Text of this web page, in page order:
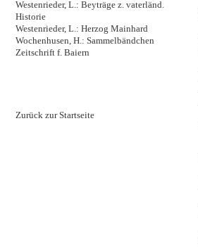
Westenrieder, L.: Beyträge z. vaterländ.
Historie
Westenrieder, L.: Herzog Mainhard
Wochenhusen, H.: Sammelbändchen
Zeitschrift f. Baiern
Zurück zur Startseite